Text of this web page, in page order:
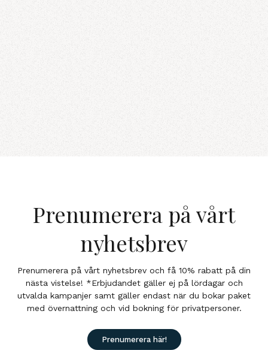
Prenumerera på vårt
nyhetsbrev
Prenumerera på vårt nyhetsbrev och få 10% rabatt på din
nästa vistelse! *Erbjudandet gäller ej på lördagar och
utvalda kampanjer samt gäller endast när du bokar paket
med övernattning och vid bokning för privatpersoner.
Prenumerera här!